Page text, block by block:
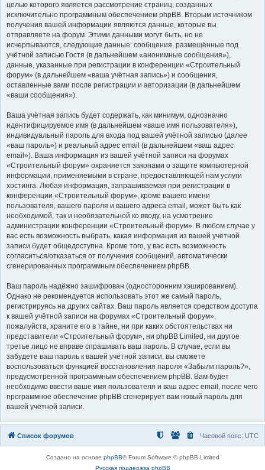
целью которого является рассмотрение страниц, созданных
исключительно программным обеспечением phpBB. Вторым источником
получения вашей информации являются данные, которые вы
отправляете на форум. Этими данными могут быть, но не
исчерпываются, следующие данные: сообщения, размещённые под
учётной записью Гостя (в дальнейшем «анонимные сообщения»),
данные, указанные при регистрации в конференции «Строительный
форум» (в дальнейшем «ваша учётная запись») и сообщения,
оставленные вами после регистрации и авторизации (в дальнейшем
«ваши сообщения»).
Ваша учётная запись будет содержать, как минимум, однозначно
идентифицируемое имя (в дальнейшем «ваше имя пользователя»),
индивидуальный пароль для входа под вашей учётной записью (далее
«ваш пароль») и реальный адрес email (в дальнейшем «ваш адрес
email»). Ваша информация из вашей учётной записи на форумах
«Строительный форум» охраняется законами о защите компьютерной
информации, применяемыми в стране, предоставляющей нам услуги
хостинга. Любая информация, запрашиваемая при регистрации в
конференции «Строительный форум», кроме вашего имени
пользователя, вашего пароля и вашего адреса email, может быть как
необходимой, так и необязательной ко вводу, на усмотрение
администрации конференции «Строительный форум». В любом случае у
вас есть возможность выбрать, какая информация из вашей учётной
записи будет общедоступна. Кроме того, у вас есть возможность
согласиться/отказаться от получения сообщений, автоматически
сгенерированных программным обеспечением phpBB.
Ваш пароль надёжно зашифрован (односторонним хэшированием).
Однако не рекомендуется использовать этот же самый пароль,
регистрируясь на других сайтах. Ваш пароль является средством доступа
к вашей учётной записи на форумах «Строительный форум»,
пожалуйста, храните его в тайне, ни при каких обстоятельствах ни
представители «Строительный форум», ни phpBB Limited, ни другое
третье лицо не вправе спрашивать ваш пароль. В случае, если вы
забудете ваш пароль к вашей учётной записи, вы сможете
воспользоваться функцией восстановления пароля «Забыли пароль?»,
предусмотренной программным обеспечением phpBB. Вам будет
необходимо ввести ваше имя пользователя и ваш адрес email, после чего
программное обеспечение phpBB сгенерирует вам новый пароль для
вашей учётной записи.
Список форумов Часовой пояс: UTC
Создано на основе phpBB® Forum Software © phpBB Limited
Русская поддержка phpBB